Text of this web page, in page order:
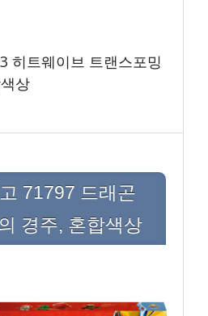
히트웨이브 트랜스포밍
상
71797 드래곤
경주, 혼합색상